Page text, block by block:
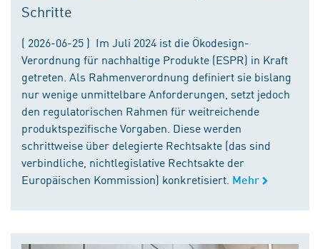
Schritte
( 2026-06-25 ) Im Juli 2024 ist die Ökodesign-
Verordnung für nachhaltige Produkte (ESPR) in Kraft
getreten. Als Rahmenverordnung definiert sie bislang
nur wenige unmittelbare Anforderungen, setzt jedoch
den regulatorischen Rahmen für weitreichende
produktspezifische Vorgaben. Diese werden
schrittweise über delegierte Rechtsakte (das sind
verbindliche, nichtlegislative Rechtsakte der
Europäischen Kommission) konkretisiert. Mehr